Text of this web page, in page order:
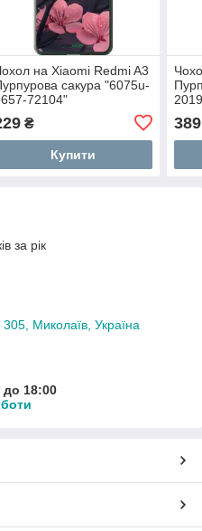
на Xiaomi Redmi A3
сакура "6075u-
72104"
₴
Купити
389
за рік
Миколаїв, Україна
до 18:00